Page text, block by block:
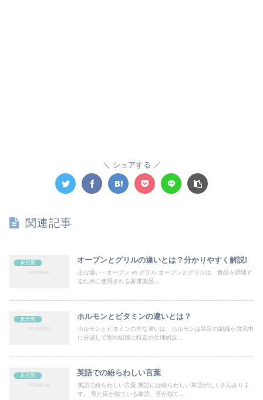
シェアする
関連記事
未分類 オーブンとグリルの違いとは？分かりやすく解説!
主な違い - オーブン vs グリル オーブンとグリルは、食品を調理す
るために使用される家電製品...
未分類 ホルモンとビタミンの違いとは？
ホルモンとビタミンの主な違いは、ホルモンは特定の組織が血流中
に分泌して別の組織に特定の生理的反...
未分類 英語での紛らわしい言葉
英語で紛らわしい言葉 英語には紛らわしい単語がたくさんありま
す。 見た目が似ている単語、音が似て...